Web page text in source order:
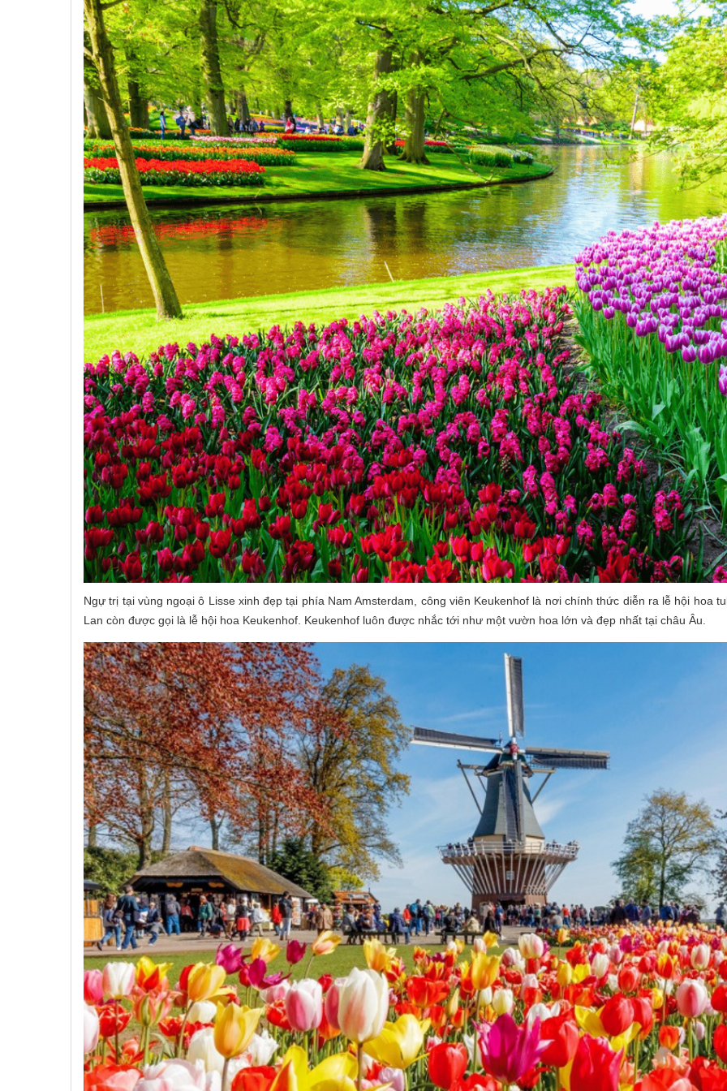
Ngự trị tại vùng ngoại ô Lisse xinh đẹp tại phía Nam Amsterdam, công viên Keukenhof là nơi chính thức diễn ra lễ hội hoa
Lan còn được gọi là lễ hội hoa Keukenhof. Keukenhof luôn được nhắc tới như một vườn hoa lớn và đẹp nhất tại châu Âu.